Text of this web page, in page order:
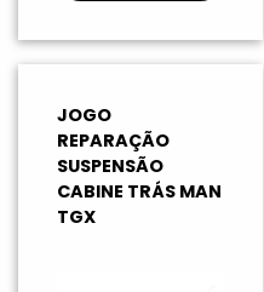
JOGO
REPARAÇÃO
SUSPENSÃO
CABINE TRÁS MAN
TGX